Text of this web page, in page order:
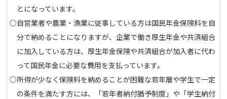
とになっています。
○自営業者や農業・漁業に従事している方は国民年金保険料を自
分で納めることになりますが、企業で働き厚生年金や共済組合
に加入している方は、厚生年金保険や共済組合が加入者に代わ
って国民年金に必要な費用を支払っています。
○所得が少なく保険料を納めることが困難な若年層や学生で一定
の条件を満たす方には、「若年者納付猶予制度」や「学生納付